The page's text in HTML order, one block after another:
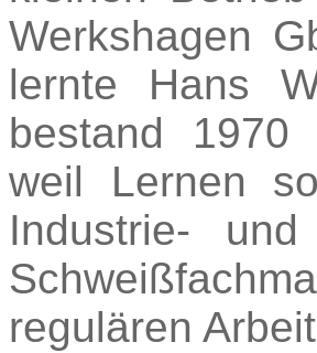
Werkshagen
lernte Hans
bestand 1970
weil Lernen
Industrie-
regulären